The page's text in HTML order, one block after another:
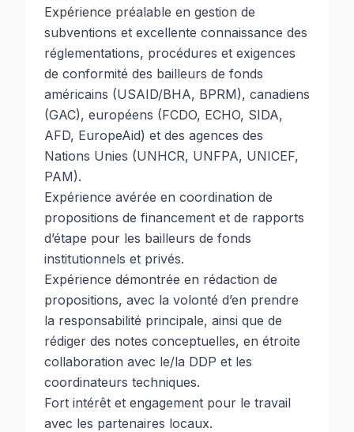
Expérience préalable en gestion de
subventions et excellente connaissance des
réglementations, procédures et exigences
de conformité des bailleurs de fonds
américains (USAID/BHA, BPRM), canadiens
(GAC), européens (FCDO, ECHO, SIDA,
AFD, EuropeAid) et des agences des
Nations Unies (UNHCR, UNFPA, UNICEF,
PAM).
Expérience avérée en coordination de
propositions de financement et de rapports
d’étape pour les bailleurs de fonds
institutionnels et privés.
Expérience démontrée en rédaction de
propositions, avec la volonté d’en prendre
la responsabilité principale, ainsi que de
rédiger des notes conceptuelles, en étroite
collaboration avec le/la DDP et les
coordinateurs techniques.
Fort intérêt et engagement pour le travail
avec les partenaires locaux.